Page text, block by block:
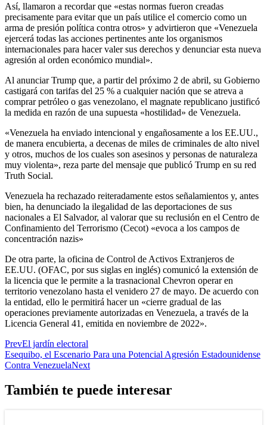
Así, llamaron a recordar que «estas normas fueron creadas
precisamente para evitar que un país utilice el comercio como un
arma de presión política contra otros» y advirtieron que «Venezuela
ejercerá todas las acciones pertinentes ante los organismos
internacionales para hacer valer sus derechos y denunciar esta nueva
agresión al orden económico mundial».
Al anunciar Trump que, a partir del próximo 2 de abril, su Gobierno
castigará con tarifas del 25 % a cualquier nación que se atreva a
comprar petróleo o gas venezolano, el magnate republicano justificó
la medida en razón de una supuesta «hostilidad» de Venezuela.
«Venezuela ha enviado intencional y engañosamente a los EE.UU.,
de manera encubierta, a decenas de miles de criminales de alto nivel
y otros, muchos de los cuales son asesinos y personas de naturaleza
muy violenta», reza parte del mensaje que publicó Trump en su red
Truth Social.
Venezuela ha rechazado reiteradamente estos señalamientos y, antes
bien, ha denunciado la ilegalidad de las deportaciones de sus
nacionales a El Salvador, al valorar que su reclusión en el Centro de
Confinamiento del Terrorismo (Cecot) «evoca a los campos de
concentración nazis»
De otra parte, la oficina de Control de Activos Extranjeros de
EE.UU. (OFAC, por sus siglas en inglés) comunicó la extensión de
la licencia que le permite a la trasnacional Chevron operar en
territorio venezolano hasta el venidero 27 de mayo. De acuerdo con
la entidad, ello le permitirá hacer un «cierre gradual de las
operaciones previamente autorizadas en Venezuela, a través de la
Licencia General 41, emitida en noviembre de 2022».
PrevEl jardín electoral
Esequibo, el Escenario Para una Potencial Agresión Estadounidense
Contra VenezuelaNext
También te puede interesar